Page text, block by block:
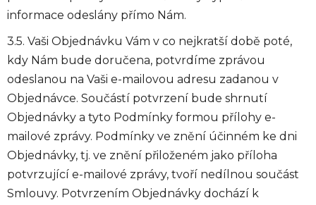
informace odeslány přímo Nám.
3.5. Vaši Objednávku Vám v co nejkratší době poté,
kdy Nám bude doručena, potvrdíme zprávou
odeslanou na Vaši e-mailovou adresu zadanou v
Objednávce. Součástí potvrzení bude shrnutí
Objednávky a tyto Podmínky formou přílohy e-
mailové zprávy. Podmínky ve znění účinném ke dni
Objednávky, tj. ve znění přiloženém jako příloha
potvrzující e-mailové zprávy, tvoří nedílnou součást
Smlouvy. Potvrzením Objednávky dochází k